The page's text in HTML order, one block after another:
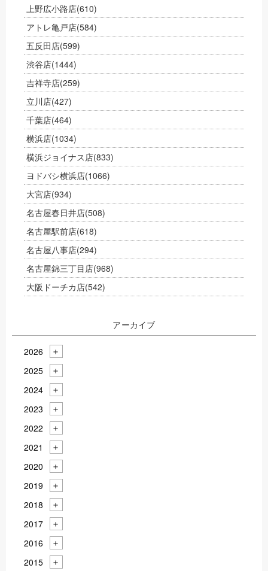
上野広小路店(610)
アトレ亀戸店(584)
五反田店(599)
渋谷店(1444)
吉祥寺店(259)
立川店(427)
千葉店(464)
横浜店(1034)
横浜ジョイナス店(833)
ヨドバシ横浜店(1066)
大宮店(934)
名古屋春日井店(508)
名古屋駅前店(618)
名古屋八事店(294)
名古屋錦三丁目店(968)
大阪ドーチカ店(542)
アーカイブ
2026
2025
2024
2023
2022
2021
2020
2019
2018
2017
2016
2015